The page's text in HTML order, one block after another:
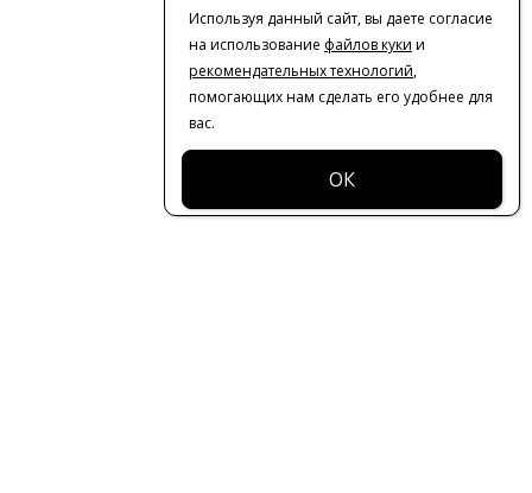
Используя данный сайт, вы даете согласие
на использование файлов куки и
рекомендательных технологий,
помогающих нам сделать его удобнее для
вас.